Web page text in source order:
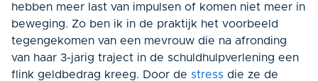
hebben meer last van impulsen of komen niet meer in
beweging. Zo ben ik in de praktijk het voorbeeld
tegengekomen van een mevrouw die na afronding
van haar 3-jarig traject in de schuldhulpverlening een
flink geldbedrag kreeg. Door de stress die ze de